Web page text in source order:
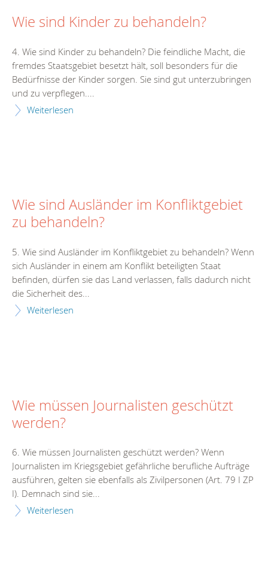
Wie sind Kinder zu behandeln?
4. Wie sind Kinder zu behandeln? Die feindliche Macht, die
fremdes Staatsgebiet besetzt hält, soll besonders für die
Bedürfnisse der Kinder sorgen. Sie sind gut unterzubringen
und zu verpflegen....
Weiterlesen
Wie sind Ausländer im Konfliktgebiet
zu behandeln?
5. Wie sind Ausländer im Konfliktgebiet zu behandeln? Wenn
sich Ausländer in einem am Konflikt beteiligten Staat
befinden, dürfen sie das Land verlassen, falls dadurch nicht
die Sicherheit des...
Weiterlesen
Wie müssen Journalisten geschützt
werden?
6. Wie müssen Journalisten geschützt werden? Wenn
Journalisten im Kriegsgebiet gefährliche berufliche Aufträge
ausführen, gelten sie ebenfalls als Zivilpersonen (Art. 79 I ZP
I). Demnach sind sie...
Weiterlesen